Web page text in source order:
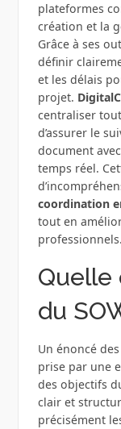
plateformes
création et la
Grâce à ses
définir
et les délais
projet.
centraliser
d’assurer le
document
temps réel.
coordination
tout en
professionnels.
Quelle
du
Un énoncé
prise par une
des objectifs
clair et
précisément